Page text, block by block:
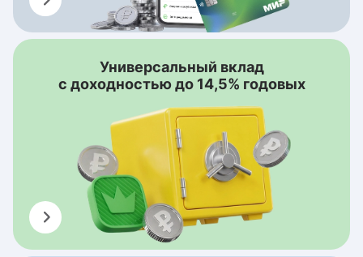
Универсальный вклад
с доходностью до 14,5% годовых